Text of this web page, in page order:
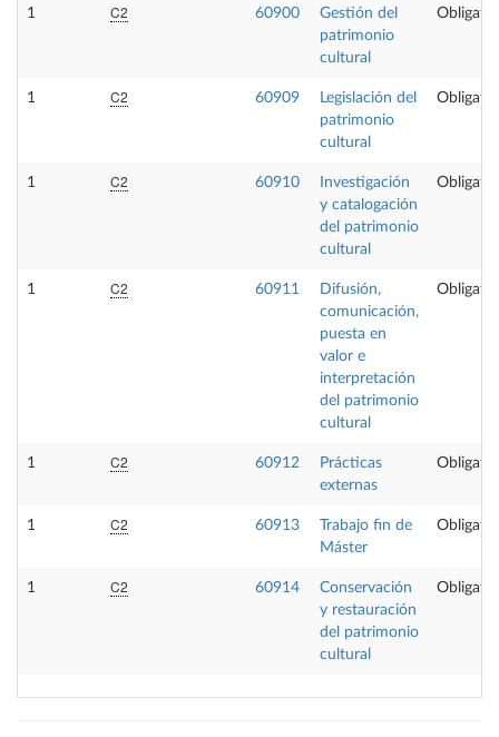
1 C2 60900
Gestión del
patrimonio
cultural
1 C2 60909
Legislación del
patrimonio
cultural
1 C2 60910
Investigación
y catalogación
del patrimonio
cultural
1 C2 60911
Difusión,
comunicación,
puesta en
valor e
interpretación
del patrimonio
cultural
1 C2 60912
Prácticas
externas
1 C2 60913
Trabajo fin de
Máster
1 C2 60914
Conservación
y restauración
del patrimonio
cultural